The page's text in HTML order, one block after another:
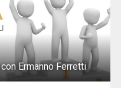
Ermanno Ferretti